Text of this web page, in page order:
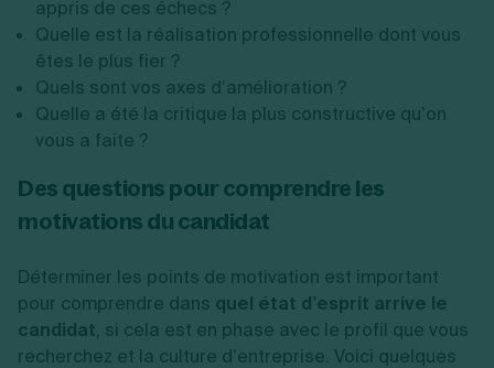
appris de ces échecs ?
Quelle est la réalisation professionnelle dont vous
êtes le plus fier ?
Quels sont vos axes d’amélioration ?
Quelle a été la critique la plus constructive qu’on
vous a faite ?
Des questions pour comprendre les
motivations du candidat
Déterminer les points de motivation est important
pour comprendre dans quel état d’esprit arrive le
candidat, si cela est en phase avec le profil que vous
recherchez et la culture d’entreprise. Voici quelques